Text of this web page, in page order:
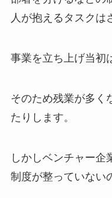
人が抱えるタスクは
事業を立ち上げ当初
そのため残業が多く
たりします。
しかしベンチャー企
制度が整っていない